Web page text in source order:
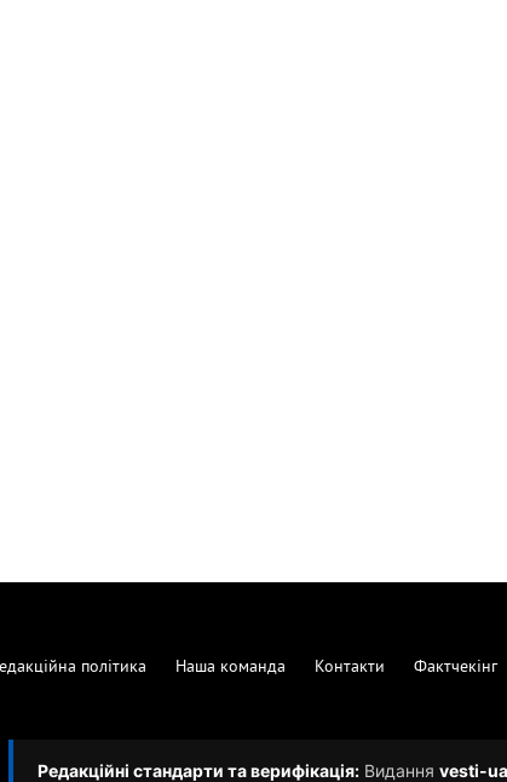
політика Наша команда Контакти Фактчекінг
Редакційні стандарти та верифікація: Видання vesti-